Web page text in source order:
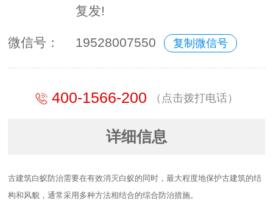
复发!
微信号： 19528007550 复制微信号
400-1566-200 （点击拨打电话）
详细信息
古建筑白蚁防治需要在有效消灭白蚁的同时，最大程度地保护古建筑的结
构和风貌，通常采用多种方法相结合的综合防治措施。